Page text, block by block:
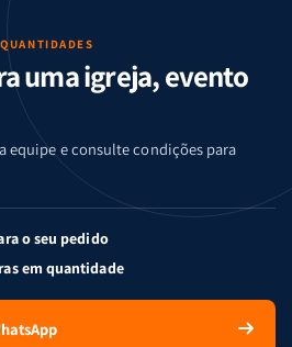
uma igreja, evento
equipe e consulte condições para
o seu pedido
em quantidade